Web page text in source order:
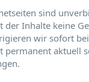
sind
Inhalte keine
wir sofort
aktuell